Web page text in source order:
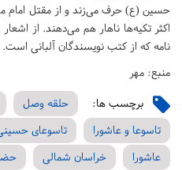
حسین (ع) حرف می‌زند و از مقتل امام
اکثر تکیه‌ها ناهار هم می‌دهند. از
نامه که از کتب نویسندگان آلبانی است.
منبع: مهر
برچسب ها: حلقه وصل
تاسوعا و عاشورا
تاسوعای
عاشورا
خراسان شمالی